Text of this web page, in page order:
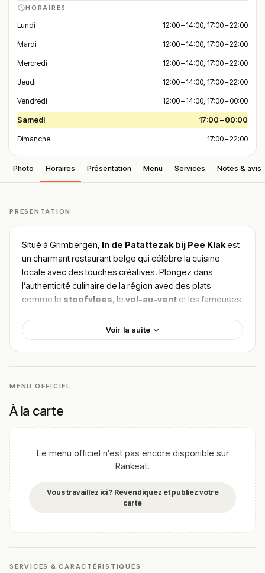
HORAIRES
Lundi 12:00 – 14:00, 17:00 – 22:00
Mardi 12:00 – 14:00, 17:00 – 22:00
Mercredi 12:00 – 14:00, 17:00 – 22:00
Jeudi 12:00 – 14:00, 17:00 – 22:00
Vendredi 12:00 – 14:00, 17:00 – 00:00
Samedi 17:00 – 00:00
Dimanche 17:00 – 22:00
Photo Horaires Présentation Menu Services Notes & avis
PRÉSENTATION
Situé à Grimbergen, In de Patattezak bij Pee Klakest
un charmant restaurant belge qui célèbre la cuisine
locale avec des touches créatives. Plongez dans
l’authenticité culinaire de la région avec des plats
comme le stoofvlees, le vol-au-vent et les fameuses
et la fraîcheur sont au cœur de chaque assiette,
promettant une expérience gustative inoubliable.
pour l’accueil chaleureux et le cadre cosy qui
adresse incontournable à Grimbergen pour une
découverte culinaire belge authentique.
validation humaine.
Cette description peut contenir des erreurs, n'hésitez pas à
établissement
Voir la suite
MENU OFFICIEL
À la carte
Le menu officiel n'est pas encore disponible sur
Rankeat.
Vous travaillez ici ? Revendiquez et publiez votre
carte
SERVICES & CARACTÉRISTIQUES